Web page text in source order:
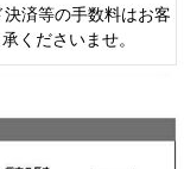
済等の手数料はお客
くださいませ。